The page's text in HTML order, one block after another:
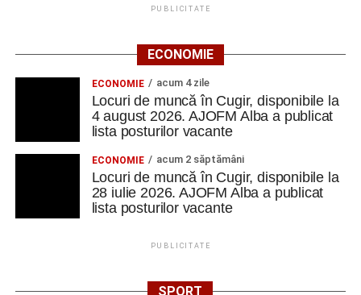
poșetă sau o gentuță, iar un obiect aparent lipsit de
Aceste activități ne-au făcut să înțelegem că
sustenabilitatea nu înseamnă doar politici europene și
concepte complexe. Înseamnă și să reparăm înainte să
aruncăm, să refolosim înainte să cumpărăm și să găsim
soluții creative pentru ceea ce avem deja”.
De la idee la campanie
În cadrul Design Lab Creation, echipele interculturale au
care s-a trecut de la statutul de participanți la cel de
PUBLICITATE
ECONOMIE
ECONOMIE acum 4 zile
Locuri de muncă în Cugir, disponibile la
4 august 2026. AJOFM Alba a publicat
lista posturilor vacante
ECONOMIE acum 2 săptămâni
Locuri de muncă în Cugir, disponibile la
28 iulie 2026. AJOFM Alba a publicat
lista posturilor vacante
PUBLICITATE
SPORT